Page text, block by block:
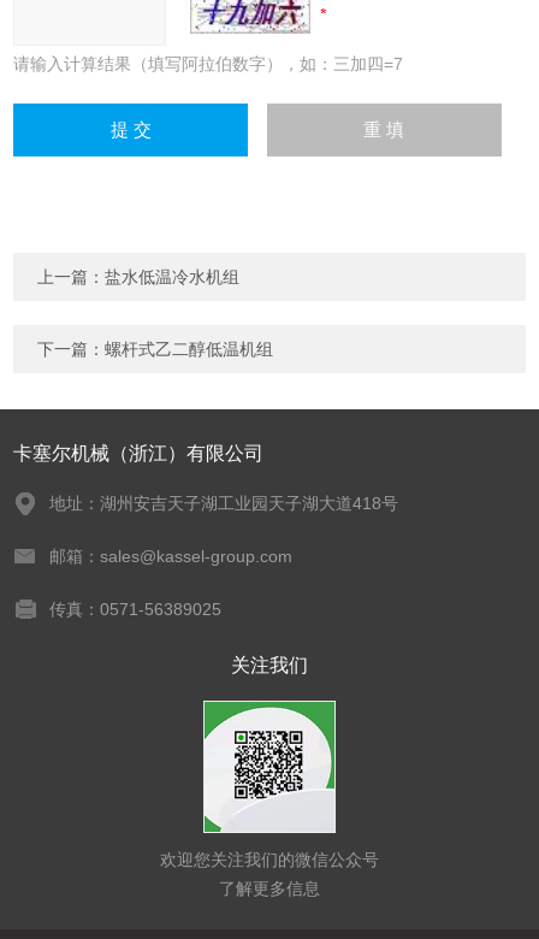
请输入计算结果（填写阿拉伯数字），如：三加四=7
上一篇：盐水低温冷水机组
下一篇：螺杆式乙二醇低温机组
卡塞尔机械（浙江）有限公司
地址：湖州安吉天子湖工业园天子湖大道418号
邮箱：sales@kassel-group.com
传真：0571-56389025
关注我们
欢迎您关注我们的微信公众号
了解更多信息